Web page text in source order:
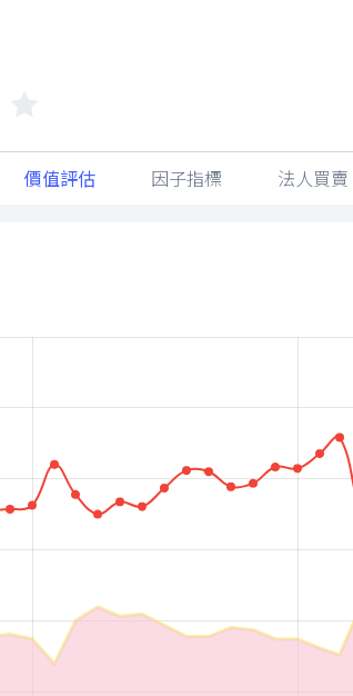
價值評估 因子指標 法人買賣